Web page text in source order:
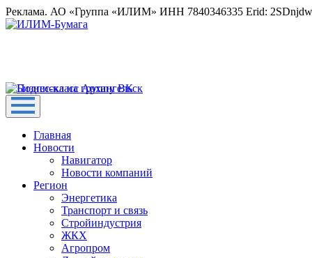
Реклама. АО «Группа «ИЛИМ» ИНН 7840346335 Erid:
Главная
Новости
Навигатор
Новости компаний
Регион
Энергетика
Транспорт и связь
Стройиндустрия
ЖКХ
Агропром